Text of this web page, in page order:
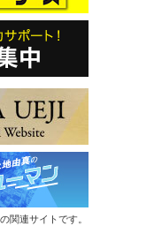
関連サイトです。